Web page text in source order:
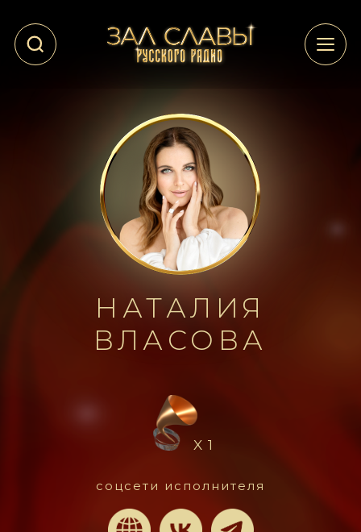
НАТАЛИЯ
ВЛАСОВА
X 1
соцсети исполнителя